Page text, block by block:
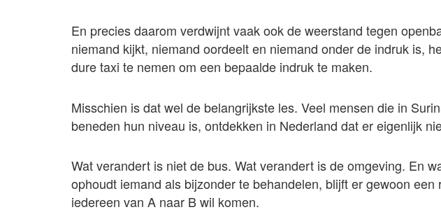
En precies daarom verdwijnt vaak ook de weerstand tegen
niemand kijkt, niemand oordeelt en niemand onder de indruk is,
dure taxi te nemen om een bepaalde indruk te maken.
Misschien is dat wel de belangrijkste les. Veel mensen die in
beneden hun niveau is, ontdekken in Nederland dat er eigenlijk
Wat verandert is niet de bus. Wat verandert is de omgeving. En
ophoudt iemand als bijzonder te behandelen, blijft er gewoon
iedereen van A naar B wil komen.